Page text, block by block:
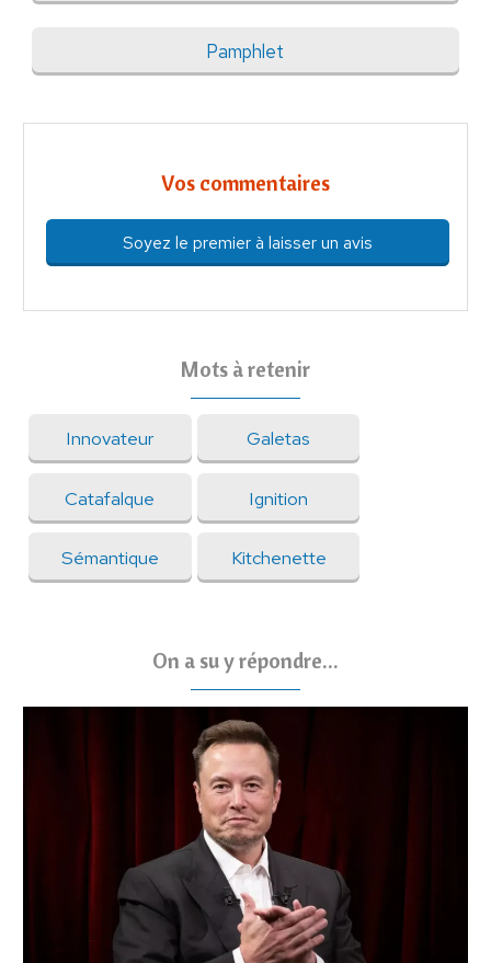
Pamphlet
Vos commentaires
Soyez le premier à laisser un avis
Mots à retenir
Innovateur Galetas
Catafalque Ignition
Sémantique Kitchenette
On a su y répondre...